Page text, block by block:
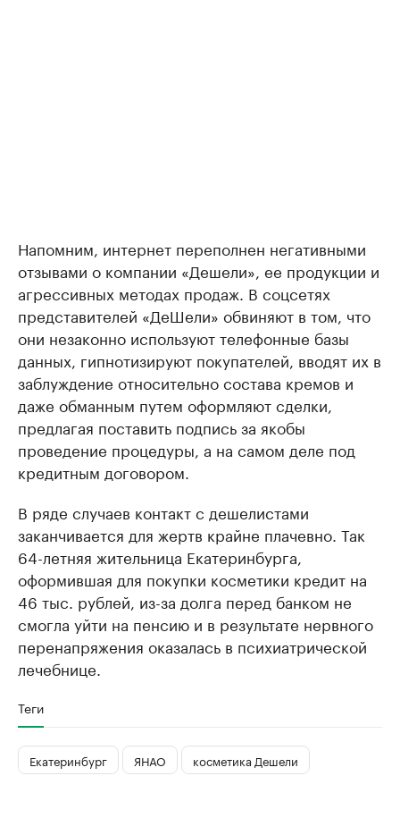
Напомним, интернет переполнен негативными
отзывами о компании «Дешели», ее продукции и
агрессивных методах продаж. В соцсетях
представителей «ДеШели» обвиняют в том, что
они незаконно используют телефонные базы
данных, гипнотизируют покупателей, вводят их в
заблуждение относительно состава кремов и
даже обманным путем оформляют сделки,
предлагая поставить подпись за якобы
проведение процедуры, а на самом деле под
кредитным договором.
В ряде случаев контакт с дешелистами
заканчивается для жертв крайне плачевно. Так
64-летняя жительница Екатеринбурга,
оформившая для покупки косметики кредит на
46 тыс. рублей, из-за долга перед банком не
смогла уйти на пенсию и в результате нервного
перенапряжения оказалась в психиатрической
лечебнице.
Теги
Екатеринбург ЯНАО косметика Дешели